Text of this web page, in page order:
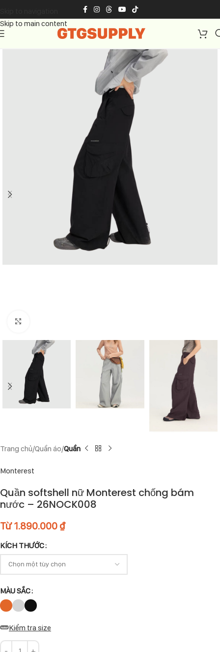
Skip to main content
Trang chủ Quần áo Quần
Monterest
Quần softshell nữ Monterest chống bám
nước – 26NOCK008
Từ1.890.000 ₫
KÍCH THƯỚC
MÀU SẮC
Kiểm tra size